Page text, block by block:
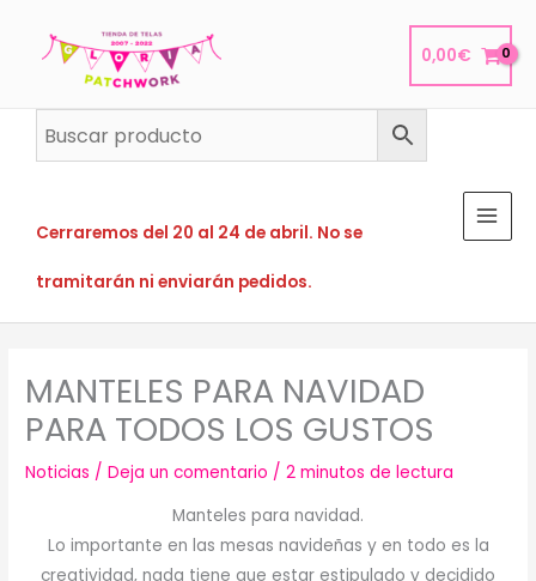
0,00€
Cerraremos del 20 al 24 de abril. No se
tramitarán ni enviarán pedidos.
MANTELES PARA NAVIDAD
PARA TODOS LOS GUSTOS
Noticias /Deja un comentario /2 minutos de lectura
Manteles para navidad.
Lo importante en las mesas navideñas y en todo es la
creatividad, nada tiene que estar estipulado y decidido